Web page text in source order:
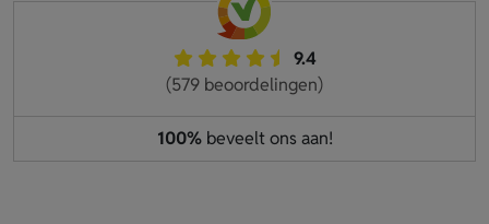
9.4
(579 beoordelingen)
100%beveelt ons aan!